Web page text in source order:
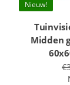
Nieuw!
Midden